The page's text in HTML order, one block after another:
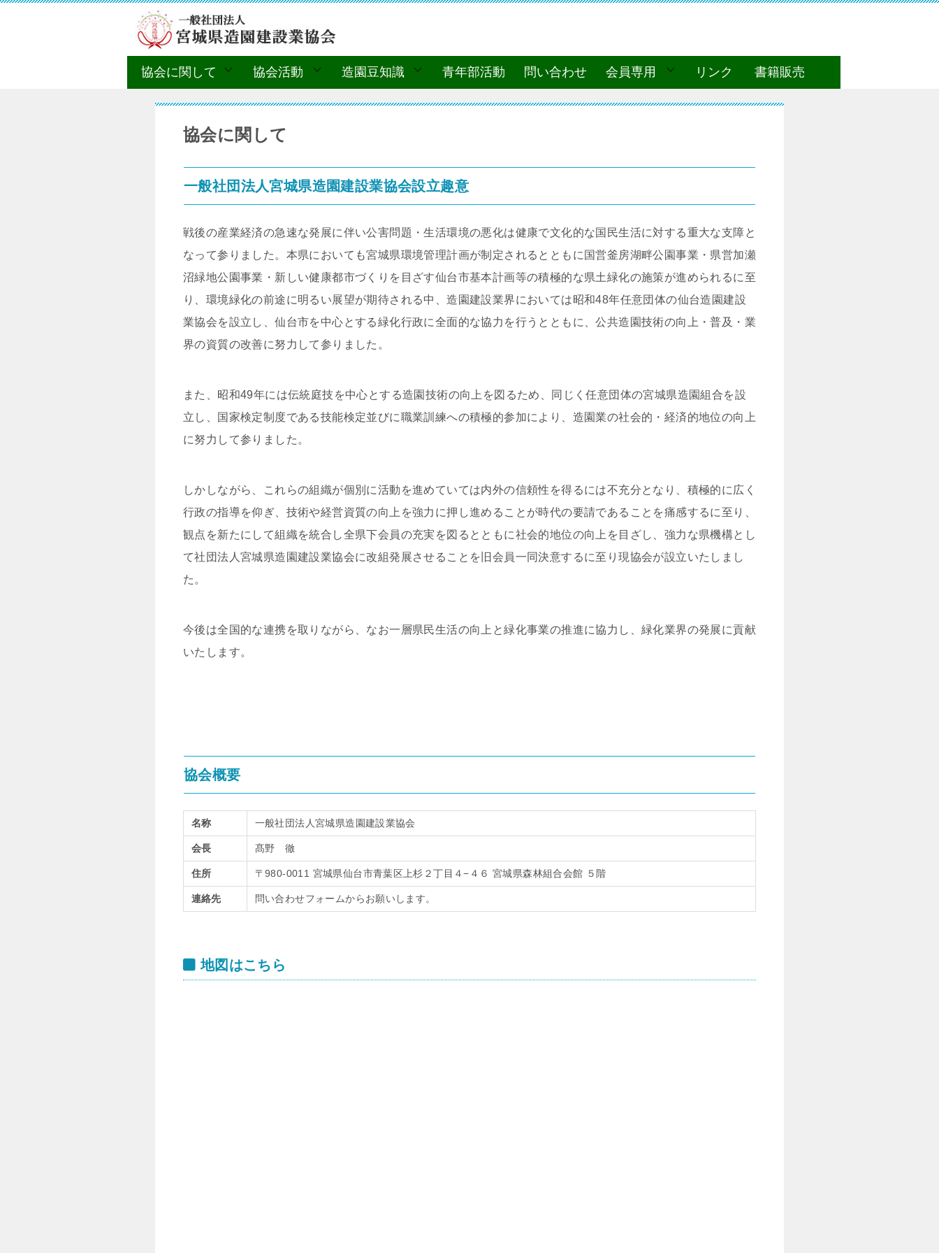
協会に関して 協会活動 造園豆知識 青年部活動 問い合わせ 会員専用 リンク 書籍販売
協会に関して
一般社団法人宮城県造園建設業協会設立趣意
戦後の産業経済の急速な発展に伴い公害問題・生活環境の悪化は健康で文化的な国民生活に対する重大な支障と
なって参りました。本県においても宮城県環境管理計画が制定されるとともに国営釜房湖畔公園事業・県営加瀬
沼緑地公園事業・新しい健康都市づくりを目ざす仙台市基本計画等の積極的な県土緑化の施策が進められるに至
り、環境緑化の前途に明るい展望が期待される中、造園建設業界においては昭和48年任意団体の仙台造園建設
業協会を設立し、仙台市を中心とする緑化行政に全面的な協力を行うとともに、公共造園技術の向上・普及・業
界の資質の改善に努力して参りました。
また、昭和49年には伝統庭技を中心とする造園技術の向上を図るため、同じく任意団体の宮城県造園組合を設
立し、国家検定制度である技能検定並びに職業訓練への積極的参加により、造園業の社会的・経済的地位の向上
に努力して参りました。
しかしながら、これらの組織が個別に活動を進めていては内外の信頼性を得るには不充分となり、積極的に広く
行政の指導を仰ぎ、技術や経営資質の向上を強力に押し進めることが時代の要請であることを痛感するに至り、
観点を新たにして組織を統合し全県下会員の充実を図るとともに社会的地位の向上を目ざし、強力な県機構とし
て社団法人宮城県造園建設業協会に改組発展させることを旧会員一同決意するに至り現協会が設立いたしまし
た。
今後は全国的な連携を取りながら、なお一層県民生活の向上と緑化事業の推進に協力し、緑化業界の発展に貢献
いたします。
協会概要
名称 一般社団法人宮城県造園建設業協会
会長 髙野 徹
住所 〒980-0011 宮城県仙台市青葉区上杉２丁目４−４６ 宮城県森林組合会館 ５階
連絡先 問い合わせフォームからお願いします。
地図はこちら